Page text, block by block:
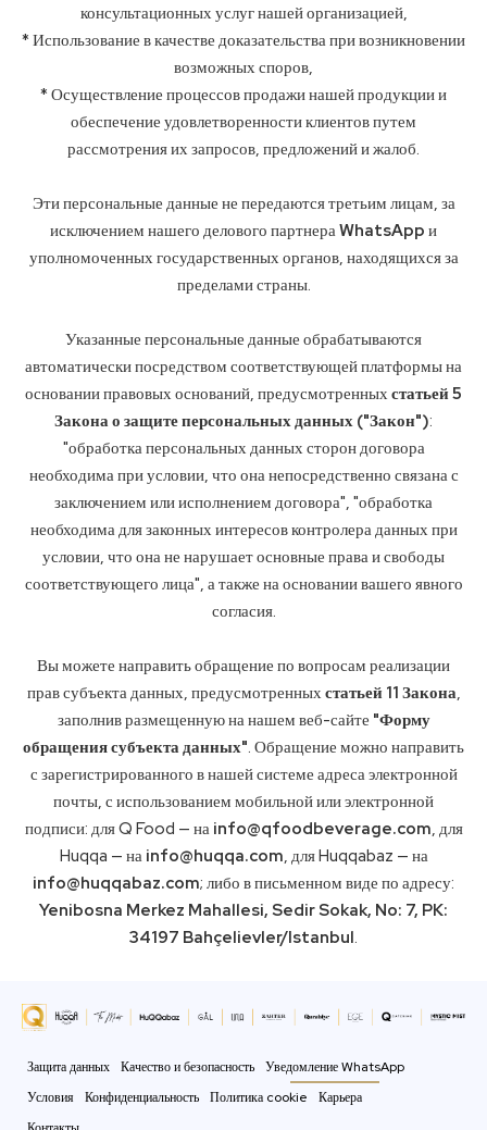
консультационных услуг нашей организацией,
* Использование в качестве доказательства при возникновении
возможных споров,
* Осуществление процессов продажи нашей продукции и
обеспечение удовлетворенности клиентов путем
рассмотрения их запросов, предложений и жалоб.
Эти персональные данные не передаются третьим лицам, за
исключением нашего делового партнераWhatsApp и
уполномоченных государственных органов, находящихся за
пределами страны.
Указанные персональные данные обрабатываются
автоматически посредством соответствующей платформы на
основании правовых оснований, предусмотренныхстатьей 5
Закона о защите персональных данных ("Закон"):
"обработка персональных данных сторон договора
необходима при условии, что она непосредственно связана с
заключением или исполнением договора", "обработка
необходима для законных интересов контролера данных при
условии, что она не нарушает основные права и свободы
соответствующего лица", а также на основании вашего явного
согласия.
Вы можете направить обращение по вопросам реализации
прав субъекта данных, предусмотренныхстатьей 11 Закона,
заполнив размещенную на нашем веб-сайте "Форму
обращения субъекта данных". Обращение можно направить
с зарегистрированного в нашей системе адреса электронной
почты, с использованием мобильной или электронной
подписи: для Q Food — на info@qfoodbeverage.com, для
Huqqa — на info@huqqa.com, для Huqqabaz — на
info@huqqabaz.com; либо в письменном виде по адресу:
Yenibosna Merkez Mahallesi, Sedir Sokak, No: 7, PK:
34197 Bahçelievler/Istanbul.
Защита данных Качество и безопасность
Уведомление WhatsApp
Условия
Конфиденциальность Политика cookie
Карьера